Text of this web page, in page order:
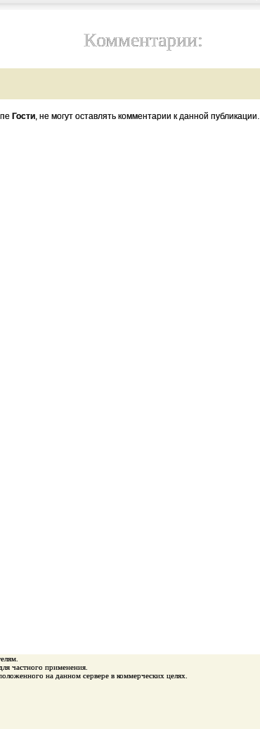
Комментарии:
Гости, не могут оставлять комментарии к данной публикации.
частного применения.
на данном сервере в коммерческих целях.